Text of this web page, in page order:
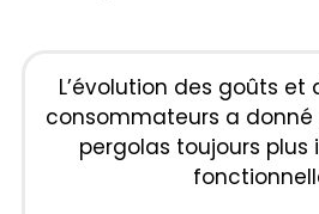
L’évolution des goûts et
consommateurs a
pergolas toujours plus